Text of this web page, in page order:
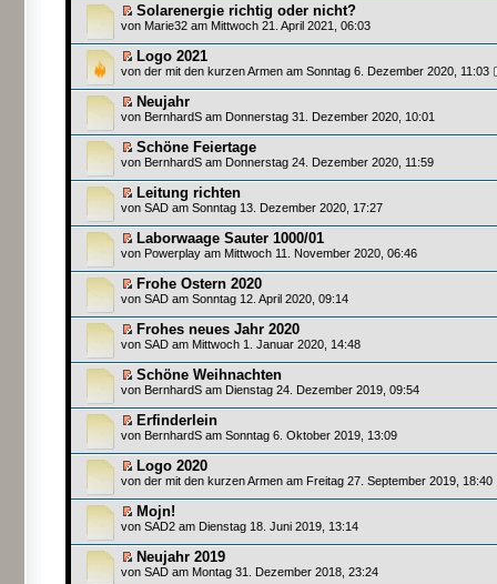
Solarenergie richtig oder nicht?
von Marie32 am Mittwoch 21. April 2021, 06:03
Logo 2021
von der mit den kurzen Armen am Sonntag 6. Dezember 2020, 11:03
Neujahr
von BernhardS am Donnerstag 31. Dezember 2020, 10:01
Schöne Feiertage
von BernhardS am Donnerstag 24. Dezember 2020, 11:59
Leitung richten
von SAD am Sonntag 13. Dezember 2020, 17:27
Laborwaage Sauter 1000/01
von Powerplay am Mittwoch 11. November 2020, 06:46
Frohe Ostern 2020
von SAD am Sonntag 12. April 2020, 09:14
Frohes neues Jahr 2020
von SAD am Mittwoch 1. Januar 2020, 14:48
Schöne Weihnachten
von BernhardS am Dienstag 24. Dezember 2019, 09:54
Erfinderlein
von BernhardS am Sonntag 6. Oktober 2019, 13:09
Logo 2020
von der mit den kurzen Armen am Freitag 27. September 2019, 18:40
Mojn!
von SAD2 am Dienstag 18. Juni 2019, 13:14
Neujahr 2019
von SAD am Montag 31. Dezember 2018, 23:24